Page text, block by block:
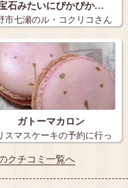
石みたいにぴかぴか…
市七瀬のル・コクリコさん
ってきま…
ガトーマカロン
スマスケーキの予約に行っ
クチコミ一覧へ